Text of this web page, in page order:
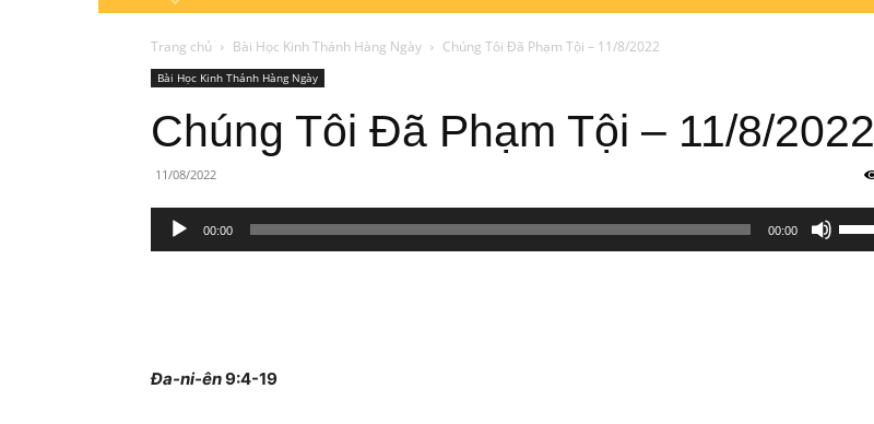
Thánh
Tin
Lành
Nam
Trang chủ Bài Học Kinh Thánh Hàng Ngày Chúng Tôi Đã Phạm Tội – 11/8/2022
Bài Học Kinh Thánh Hàng Ngày
Chúng Tôi Đã Phạm Tội – 11/8/2022
11/08/2022
Trình
phát
00:00 00:00
dụng
Đa-ni-ên9:4-19